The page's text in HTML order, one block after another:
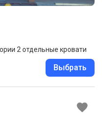
2 отдельные кровати
Выбрать